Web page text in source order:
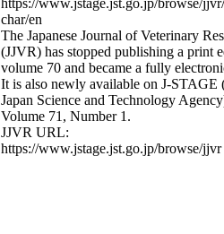
char/en
The Japanese Journal of Veterinary
(JJVR) has stopped publishing a print
volume 70 and became a fully
It is also newly available on J-STAGE
Japan Science and Technology
Volume 71, Number 1.
JJVR URL:
https://www.jstage.jst.go.jp/browse/jjvr